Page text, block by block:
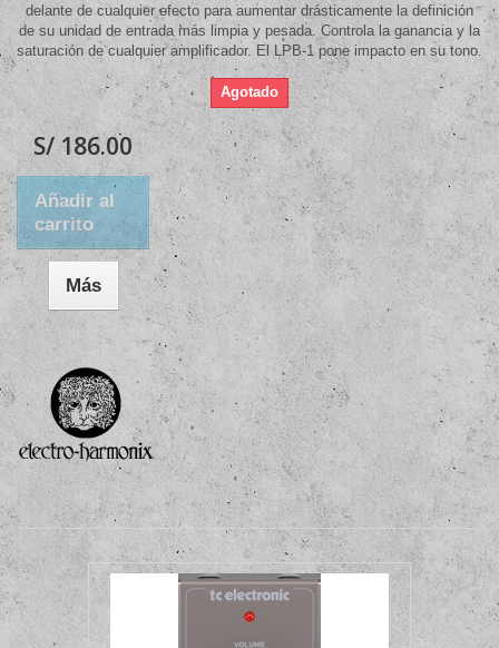
delante de cualquier efecto para aumentar drásticamente la definición
de su unidad de entrada más limpia y pesada. Controla la ganancia y la
saturación de cualquier amplificador. El LPB-1 pone impacto en su tono.
Agotado
S/ 186.00
Añadir al
carrito
Más